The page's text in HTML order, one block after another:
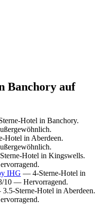
Banchory auf
Hotel in Banchory.
Hotel in Aberdeen.
Hotel in Kingswells.
IHG — 4-Sterne-Hotel in
10 — Hervorragend.
Sterne-Hotel in Aberdeen.